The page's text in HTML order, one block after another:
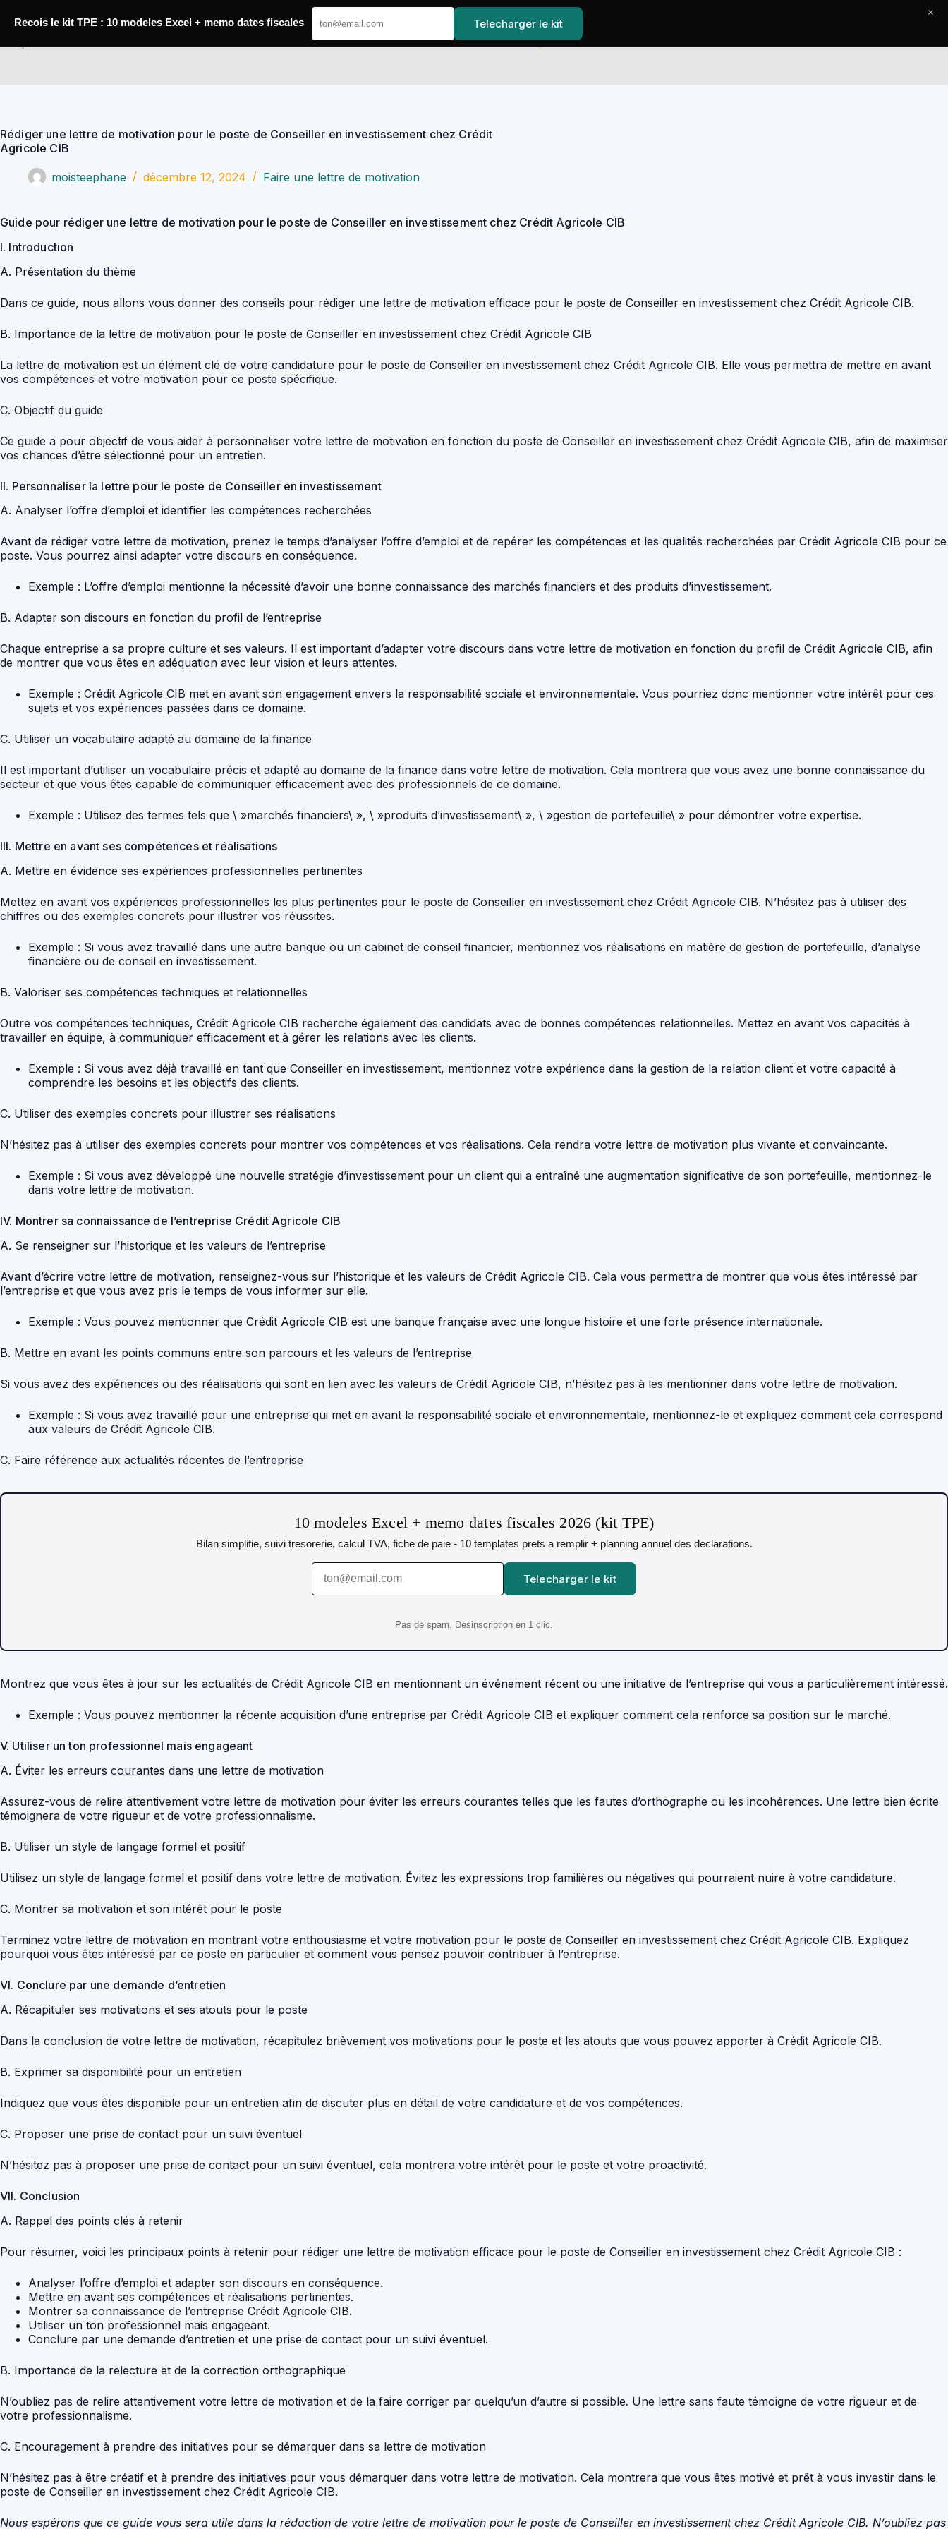
Rédiger une lettre de motivation pour le poste de Conseiller en investissement chez Crédit
Agricole CIB
moisteephane décembre 12, 2024 Faire une lettre de motivation
Guide pour rédiger une lettre de motivation pour le poste de Conseiller en investissement chez Crédit Agricole CIB
I. Introduction
A. Présentation du thème
Dans ce guide, nous allons vous donner des conseils pour rédiger une lettre de motivation efficace pour le poste de Conseiller en investissement chez Crédit Agricole CIB.
B. Importance de la lettre de motivation pour le poste de Conseiller en investissement chez Crédit Agricole CIB
La lettre de motivation est un élément clé de votre candidature pour le poste de Conseiller en investissement chez Crédit Agricole CIB. Elle vous permettra de mettre en avant
vos compétences et votre motivation pour ce poste spécifique.
C. Objectif du guide
Ce guide a pour objectif de vous aider à personnaliser votre lettre de motivation en fonction du poste de Conseiller en investissement chez Crédit Agricole CIB, afin de maximiser
vos chances d’être sélectionné pour un entretien.
II. Personnaliser la lettre pour le poste de Conseiller en investissement
A. Analyser l’offre d’emploi et identifier les compétences recherchées
Avant de rédiger votre lettre de motivation, prenez le temps d’analyser l’offre d’emploi et de repérer les compétences et les qualités recherchées par Crédit Agricole CIB pour ce
poste. Vous pourrez ainsi adapter votre discours en conséquence.
Exemple : L’offre d’emploi mentionne la nécessité d’avoir une bonne connaissance des marchés financiers et des produits d’investissement.
B. Adapter son discours en fonction du profil de l’entreprise
Chaque entreprise a sa propre culture et ses valeurs. Il est important d’adapter votre discours dans votre lettre de motivation en fonction du profil de Crédit Agricole CIB, afin
de montrer que vous êtes en adéquation avec leur vision et leurs attentes.
Exemple : Crédit Agricole CIB met en avant son engagement envers la responsabilité sociale et environnementale. Vous pourriez donc mentionner votre intérêt pour ces
sujets et vos expériences passées dans ce domaine.
C. Utiliser un vocabulaire adapté au domaine de la finance
Il est important d’utiliser un vocabulaire précis et adapté au domaine de la finance dans votre lettre de motivation. Cela montrera que vous avez une bonne connaissance du
secteur et que vous êtes capable de communiquer efficacement avec des professionnels de ce domaine.
Exemple : Utilisez des termes tels que \ »marchés financiers\ », \ »produits d’investissement\ », \ »gestion de portefeuille\ » pour démontrer votre expertise.
III. Mettre en avant ses compétences et réalisations
A. Mettre en évidence ses expériences professionnelles pertinentes
Mettez en avant vos expériences professionnelles les plus pertinentes pour le poste de Conseiller en investissement chez Crédit Agricole CIB. N’hésitez pas à utiliser des
chiffres ou des exemples concrets pour illustrer vos réussites.
Exemple : Si vous avez travaillé dans une autre banque ou un cabinet de conseil financier, mentionnez vos réalisations en matière de gestion de portefeuille, d’analyse
financière ou de conseil en investissement.
B. Valoriser ses compétences techniques et relationnelles
Outre vos compétences techniques, Crédit Agricole CIB recherche également des candidats avec de bonnes compétences relationnelles. Mettez en avant vos capacités à
travailler en équipe, à communiquer efficacement et à gérer les relations avec les clients.
Exemple : Si vous avez déjà travaillé en tant que Conseiller en investissement, mentionnez votre expérience dans la gestion de la relation client et votre capacité à
comprendre les besoins et les objectifs des clients.
C. Utiliser des exemples concrets pour illustrer ses réalisations
N’hésitez pas à utiliser des exemples concrets pour montrer vos compétences et vos réalisations. Cela rendra votre lettre de motivation plus vivante et convaincante.
Exemple : Si vous avez développé une nouvelle stratégie d’investissement pour un client qui a entraîné une augmentation significative de son portefeuille, mentionnez-le
dans votre lettre de motivation.
IV. Montrer sa connaissance de l’entreprise Crédit Agricole CIB
A. Se renseigner sur l’historique et les valeurs de l’entreprise
Avant d’écrire votre lettre de motivation, renseignez-vous sur l’historique et les valeurs de Crédit Agricole CIB. Cela vous permettra de montrer que vous êtes intéressé par
l’entreprise et que vous avez pris le temps de vous informer sur elle.
Exemple : Vous pouvez mentionner que Crédit Agricole CIB est une banque française avec une longue histoire et une forte présence internationale.
B. Mettre en avant les points communs entre son parcours et les valeurs de l’entreprise
Si vous avez des expériences ou des réalisations qui sont en lien avec les valeurs de Crédit Agricole CIB, n’hésitez pas à les mentionner dans votre lettre de motivation.
Exemple : Si vous avez travaillé pour une entreprise qui met en avant la responsabilité sociale et environnementale, mentionnez-le et expliquez comment cela correspond
aux valeurs de Crédit Agricole CIB.
C. Faire référence aux actualités récentes de l’entreprise
10 modeles Excel + memo dates fiscales 2026 (kit TPE)
Bilan simplifie, suivi tresorerie, calcul TVA, fiche de paie - 10 templates prets a remplir + planning annuel des declarations.
Telecharger le kit
Pas de spam. Desinscription en 1 clic.
Montrez que vous êtes à jour sur les actualités de Crédit Agricole CIB en mentionnant un événement récent ou une initiative de l’entreprise qui vous a particulièrement intéressé.
Exemple : Vous pouvez mentionner la récente acquisition d’une entreprise par Crédit Agricole CIB et expliquer comment cela renforce sa position sur le marché.
V. Utiliser un ton professionnel mais engageant
A. Éviter les erreurs courantes dans une lettre de motivation
Assurez-vous de relire attentivement votre lettre de motivation pour éviter les erreurs courantes telles que les fautes d’orthographe ou les incohérences. Une lettre bien écrite
témoignera de votre rigueur et de votre professionnalisme.
B. Utiliser un style de langage formel et positif
Utilisez un style de langage formel et positif dans votre lettre de motivation. Évitez les expressions trop familières ou négatives qui pourraient nuire à votre candidature.
C. Montrer sa motivation et son intérêt pour le poste
Terminez votre lettre de motivation en montrant votre enthousiasme et votre motivation pour le poste de Conseiller en investissement chez Crédit Agricole CIB. Expliquez
pourquoi vous êtes intéressé par ce poste en particulier et comment vous pensez pouvoir contribuer à l’entreprise.
VI. Conclure par une demande d’entretien
A. Récapituler ses motivations et ses atouts pour le poste
Dans la conclusion de votre lettre de motivation, récapitulez brièvement vos motivations pour le poste et les atouts que vous pouvez apporter à Crédit Agricole CIB.
B. Exprimer sa disponibilité pour un entretien
Indiquez que vous êtes disponible pour un entretien afin de discuter plus en détail de votre candidature et de vos compétences.
C. Proposer une prise de contact pour un suivi éventuel
N’hésitez pas à proposer une prise de contact pour un suivi éventuel, cela montrera votre intérêt pour le poste et votre proactivité.
VII. Conclusion
A. Rappel des points clés à retenir
Pour résumer, voici les principaux points à retenir pour rédiger une lettre de motivation efficace pour le poste de Conseiller en investissement chez Crédit Agricole CIB :
Analyser l’offre d’emploi et adapter son discours en conséquence.
Mettre en avant ses compétences et réalisations pertinentes.
Montrer sa connaissance de l’entreprise Crédit Agricole CIB.
Utiliser un ton professionnel mais engageant.
Conclure par une demande d’entretien et une prise de contact pour un suivi éventuel.
B. Importance de la relecture et de la correction orthographique
N’oubliez pas de relire attentivement votre lettre de motivation et de la faire corriger par quelqu’un d’autre si possible. Une lettre sans faute témoigne de votre rigueur et de
votre professionnalisme.
C. Encouragement à prendre des initiatives pour se démarquer dans sa lettre de motivation
N’hésitez pas à être créatif et à prendre des initiatives pour vous démarquer dans votre lettre de motivation. Cela montrera que vous êtes motivé et prêt à vous investir dans le
poste de Conseiller en investissement chez Crédit Agricole CIB.
Nous espérons que ce guide vous sera utile dans la rédaction de votre lettre de motivation pour le poste de Conseiller en investissement chez Crédit Agricole CIB. N’oubliez pas
Recois le kit TPE : 10 modeles Excel + memo dates fiscales Telecharger le kit
×